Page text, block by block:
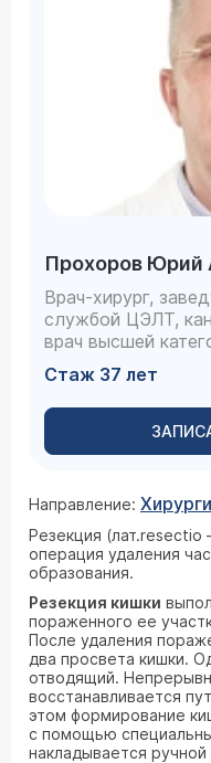
Прохоров Юрий
Врач-хирург,
службой ЦЭЛТ,
врач высшей
Стаж 37 лет
Направление:
Резекция
операция удаления
образования.
Резекция кишки
пораженного ее
После удаления
два просвета кишки.
отводящий.
восстанавливается
этом формирование
с помощью
накладывается